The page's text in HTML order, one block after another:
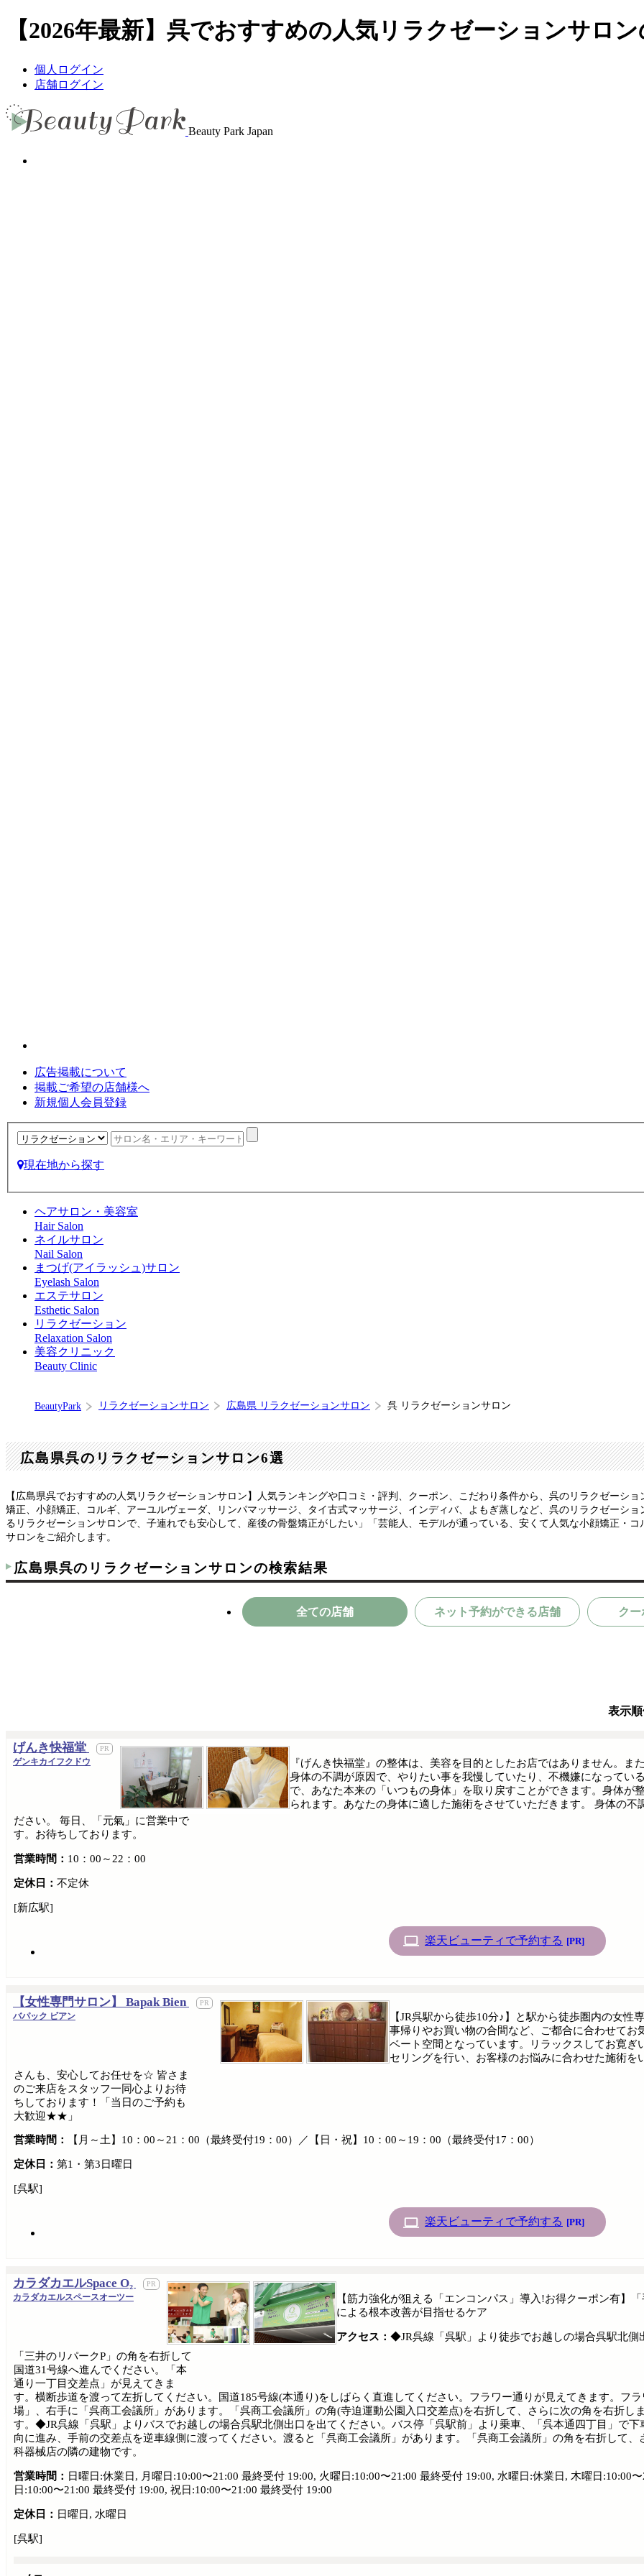
【2026年最新】呉でおすすめの人気リラクゼーションサロ
個人ログイン
店舗ログイン
Beauty Park Japan
広告掲載について
掲載ご希望の店舗様へ
新規個人会員登録
現在地から探す
ヘアサロン・美容室
Hair Salon
ネイルサロン
Nail Salon
まつげ(アイラッシュ)サロン
Eyelash Salon
エステサロン
Esthetic Salon
リラクゼーション
Relaxation Salon
美容クリニック
Beauty Clinic
BeautyPark リラクゼーションサロン 広島県 リラクゼーションサロン 呉 リラクゼーションサロン
広島県呉のリラクゼーションサロン6選
【広島県呉でおすすめの人気リラクゼーションサロン】人気ランキングや口コミ・評判、クーポン、こだわり条件から、呉のリラクゼーシ
矯正、小顔矯正、コルギ、アーユルヴェーダ、リンパマッサージ、タイ古式マッサージ、インディバ、よもぎ蒸しなど、呉のリラクゼーシ
るリラクゼーションサロンで、子連れでも安心して、産後の骨盤矯正がしたい」「芸能人、モデルが通っている、安くて人気な小顔矯正・
サロンをご紹介します。
広島県呉のリラクゼーションサロンの検索結果
全ての店舗 ネット予約ができる店舗 クー
表示
げんき快福堂
ゲンキカイフクドウ
『げんき快福堂』の整体は、美容を目的としたお店ではありません。
身体の不調が原因で、やりたい事を我慢していたり、不機嫌になってい
で、あなた本来の「いつもの身体」を取り戻すことができます。身体
られます。あなたの身体に適した施術をさせていただきます。 身体の
ださい。 毎日、「元氣」に営業中で
す。お待ちしております。
営業時間： 10：00～22：00
定休日： 不定休
[新広駅]
楽天ビューティで予約する [PR]
【女性専門サロン】 Bapak Bien
バパック ビアン
【JR呉駅から徒歩10分♪】と駅から徒歩圏内の女
事帰りやお買い物の合間など、ご都合に合わせて
ベート空間となっています。リラックスしてお寛
セリングを行い、お客様のお悩みに合わせた施術
さんも、安心してお任せを☆ 皆さま
のご来店をスタッフ一同心よりお待
ちしております！「当日のご予約も
大歓迎★★」
営業時間： 【月～土】10：00～21：00（最終受付19：00）／【日・祝】10：00～19：00（最終受付17：00）
定休日： 第1・第3日曜日
[呉駅]
楽天ビューティで予約する [PR]
カラダカエルSpace O₂
カラダカエルスペースオーツー
【筋力強化が狙える「エンコンパス」導入!お得クーポン有
による根本改善が目指せるケア
アクセス： ◆JR呉線「呉駅」より徒歩でお越しの場合呉駅北
「三井のリパークP」の角を右折して
国道31号線へ進んでください。「本
通り一丁目交差点」が見えてきま
す。横断歩道を渡って左折してください。国道185号線(本通り)をしばらく直進してください。フラワー通りが見えてきます。フ
場」、右手に「呉商工会議所」があります。「呉商工会議所」の角(寺迫運動公園入口交差点)を右折して、さらに次の角を右折
す。◆JR呉線「呉駅」よりバスでお越しの場合呉駅北側出口を出てください。バス停「呉駅前」より乗車、「呉本通四丁目」で
向に進み、手前の交差点を逆車線側に渡ってください。渡ると「呉商工会議所」があります。「呉商工会議所」の角を右折して
科器械店の隣の建物です。
営業時間： 日曜日:休業日, 月曜日:10:00〜21:00 最終受付 19:00, 火曜日:10:00〜21:00 最終受付 19:00, 水曜日:休業日, 木曜日:10:00
日:10:00〜21:00 最終受付 19:00, 祝日:10:00〜21:00 最終受付 19:00
定休日： 日曜日, 水曜日
[呉駅]